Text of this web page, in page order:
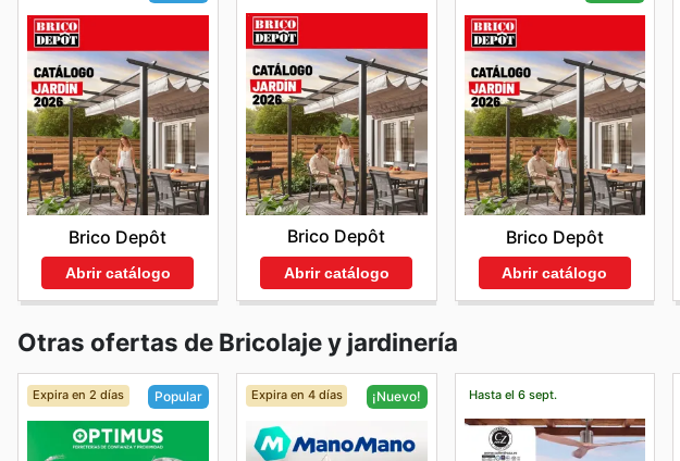
Brico Depôt
Abrir catálogo
Brico Depôt
Abrir catálogo
Brico Depôt
Abrir catálogo
Otras ofertas de Bricolaje y jardinería
Expira en 2 días Popular Expira en 4 días ¡Nuevo! Hasta el 6 sept.